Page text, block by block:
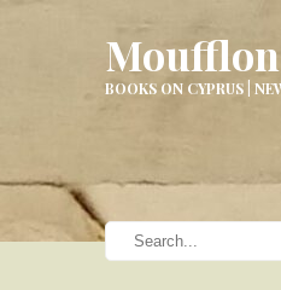
BOOKS ON CYPRUS |